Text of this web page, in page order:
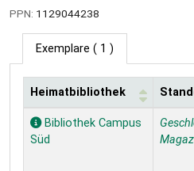
PPN: 1129044238
Exemplare ( 1 )
Exemplare
Heimatbibliothek
Bibliothek Campus
Süd